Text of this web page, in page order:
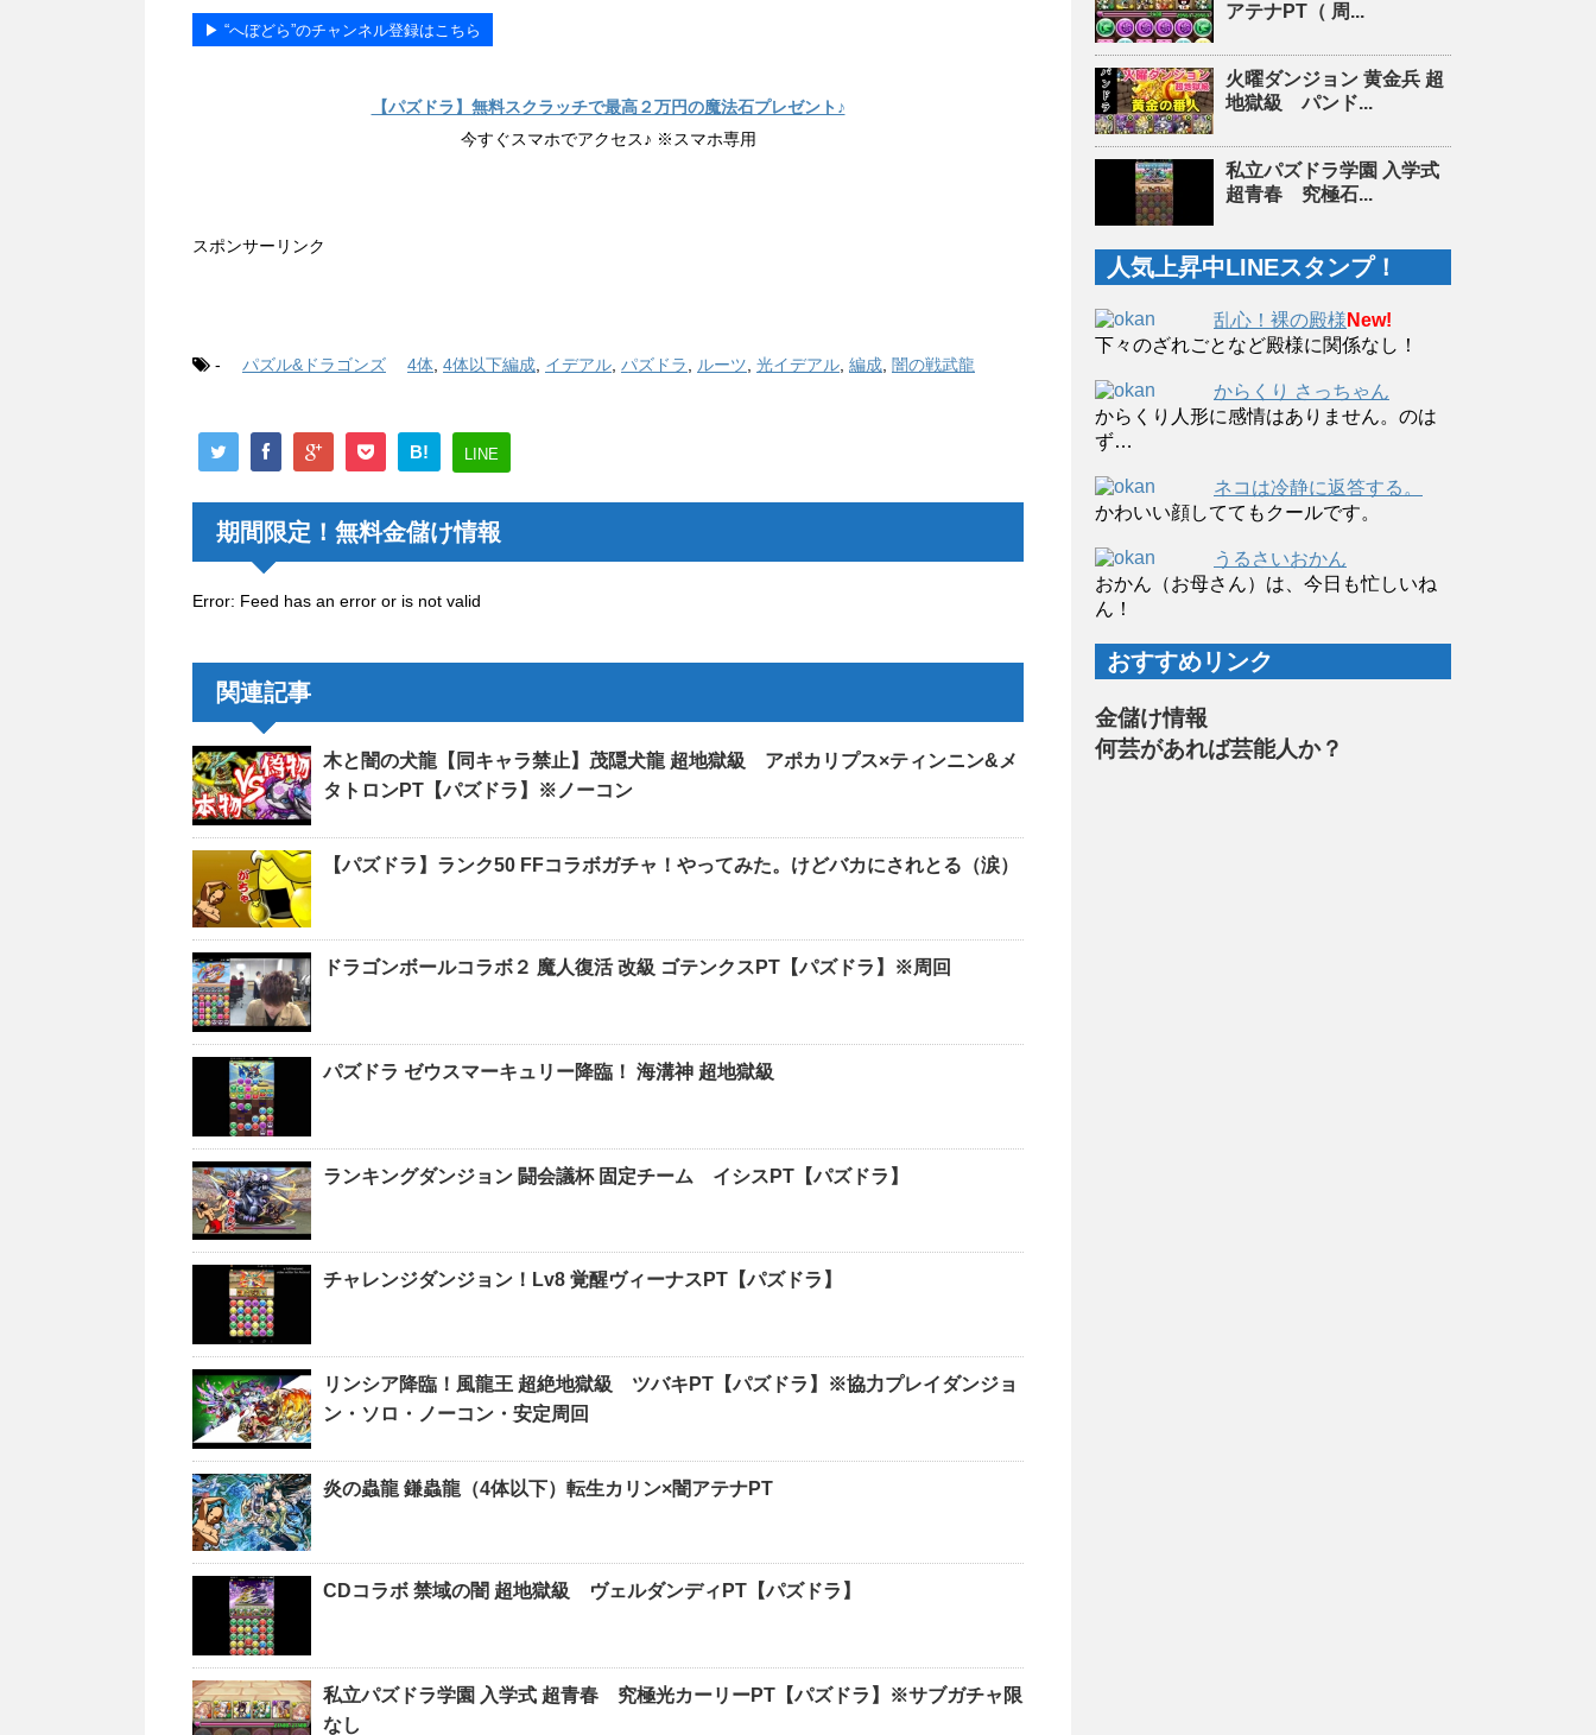
▶︎ “へぼどら”のチャンネル登録はこちら
【パズドラ】無料スクラッチで最高２万円の魔法石プレゼント♪
今すぐスマホでアクセス♪ ※スマホ専用
スポンサーリンク
- パズル&ドラゴンズ 4体 4体以下編成 イデアル パズドラ ルーツ 光イデアル 編成 闇の戦武龍
B! LINE
期間限定！無料金儲け情報
Error: Feed has an error or is not valid
関連記事
木と闇の犬龍【同キャラ禁止】茂隠犬龍 超地獄級 アポカリプス×ティンニン&メ
タトロンPT【パズドラ】※ノーコン
【パズドラ】ランク50 FFコラボガチャ！やってみた。けどバカにされとる（涙）
ドラゴンボールコラボ２ 魔人復活 改級 ゴテンクスPT【パズドラ】※周回
パズドラ ゼウスマーキュリー降臨！ 海溝神 超地獄級
ランキングダンジョン 闘会議杯 固定チーム イシスPT【パズドラ】
チャレンジダンジョン！Lv8 覚醒ヴィーナスPT【パズドラ】
リンシア降臨！風龍王 超絶地獄級 ツバキPT【パズドラ】※協力プレイダンジョ
ン・ソロ・ノーコン・安定周回
炎の蟲龍 鎌蟲龍（4体以下）転生カリン×闇アテナPT
CDコラボ 禁域の闇 超地獄級 ヴェルダンディPT【パズドラ】
私立パズドラ学園 入学式 超青春 究極光カーリーPT【パズドラ】※サブガチャ限
なし
アテナPT（ 周...
火曜ダンジョン 黄金兵 超
地獄級 パンド...
私立パズドラ学園 入学式
超青春 究極石...
人気上昇中LINEスタンプ！
乱心！裸の殿様 New!
下々のざれごとなど殿様に関係なし！
からくり さっちゃん
からくり人形に感情はありません。のは
ず…
ネコは冷静に返答する。
かわいい顔しててもクールです。
うるさいおかん
おかん（お母さん）は、今日も忙しいね
ん！
おすすめリンク
金儲け情報
何芸があれば芸能人か？